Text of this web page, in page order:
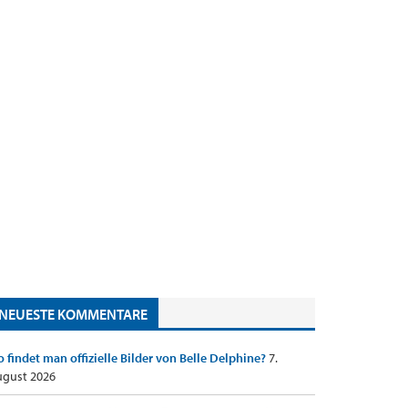
NEUESTE KOMMENTARE
findet man offizielle Bilder von Belle Delphine?7.
2026